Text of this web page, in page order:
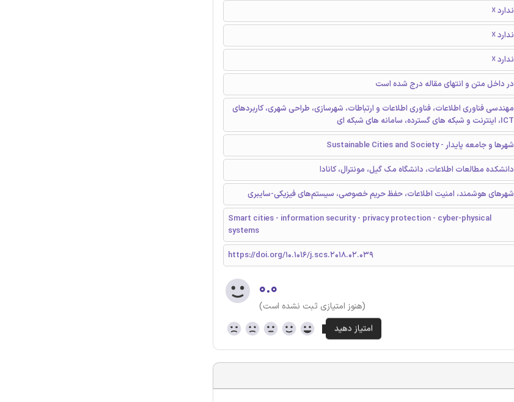
ندارد ☓
ندارد ☓
ندارد ☓
در داخل متن و انتهای مقاله درج شده است
مهندسی فناوری اطلاعات، فناوری اطلاعات و ارتباطات، شهرسازی، طراحی شهری، کاربردهای
ICT، اینترنت و شبکه های گسترده، سامانه های شبکه ای
شهرها و جامعه پایدار - Sustainable Cities and Society
دانشکده مطالعات اطلاعات، دانشگاه مک گیل، مونترال، کانادا
شهرهای هوشمند، امنیت اطلاعات، حفظ حریم خصوصی، سیستم‌های فیزیکی-سایبری
Smart cities - information security - privacy protection - cyber-physical
systems
https://doi.org/10.1016/j.scs.2018.02.039
۰.۰
(هنوز امتیازی ثبت نشده است)